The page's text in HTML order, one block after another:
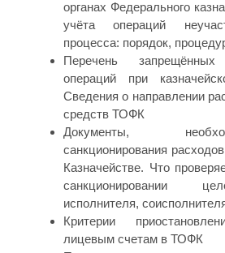
органах Федерального
учёта операций
процесса: порядок,
Перечень
операций при
Сведения о направлении
средств ТОФК
Документы,
санкционирования
Казначействе. Что
санкционировании
исполнителя,
Критерии
лицевым счетам в ТОФК